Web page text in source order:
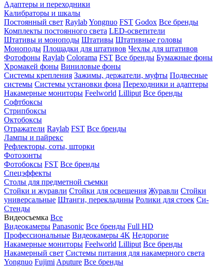
Адаптеры и переходники
Калибраторы и шкалы
Постоянный свет RaylabYongnuo FST Godox Все бренды
Комплекты постоянного света LED-осветители
Штативы и моноподы Штативы Штативные головы
Моноподы Площадки для штативов Чехлы для штативов
Фотофоны Raylab Colorama FST Все бренды Бумажные фоны
Хромакей фоны Виниловые фоны
Системы крепления Зажимы, держатели, муфты Подвесные
системы Системы установки фона Переходники и адаптеры
Накамерные мониторы Feelworld Lilliput Все бренды
Софтбоксы
Стрипбоксы
Октобоксы
Отражатели Raylab FST Все бренды
Лампы и пайрекс
Рефлекторы, соты, шторки
Фотозонты
Фотобоксы FST Все бренды
Спецэффекты
Столы для предметной съемки
Стойки и журавли Стойки для освещения Журавли Стойки
универсальные Штанги, перекладины Ролики для стоек Си-
Стенды
Видеосъемка Все
Видеокамеры Panasonic Все бренды Full HD
Профессиональные Видеокамеры 4K Недорогие
Накамерные мониторы Feelworld Lilliput Все бренды
Накамерный свет Системы питания для накамерного света
Yongnuo Fujimi Aputure Все бренды